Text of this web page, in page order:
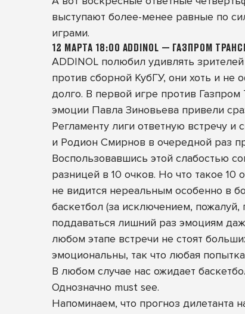
выступают более-менее равные по
играми.
12 МАРТА 18:00 ADDINOL — ГАЗПРОМ
ADDINOL полюбил удивлять
против сборной КубГУ, они хоть и не
долго. В первой игре против
эмоции Павла Зиновьева привели
Регламенту лиги ответную встречу
и Родион Смирнов в очередной раз
Воспользовавшись этой слабостью
разницей в 10 очков. Но что такое
не видится нереальным особенно в
баскетбол (за исключением, пожалуй,
поддаваться лишний раз эмоциям
любом этапе встречи не стоят
эмоциональны, так что любая
В любом случае нас ожидает
Однозначно must see.
Напоминаем, что прогноз дилетанта